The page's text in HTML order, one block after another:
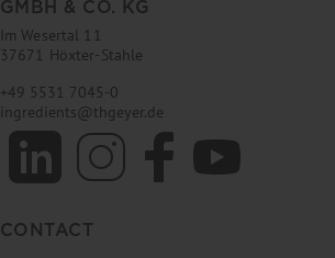
GMBH & CO. KG
Im Wesertal 11
37671 Höxter-Stahle
+49 5531 7045-0
ingredients@thgeyer.de
CONTACT